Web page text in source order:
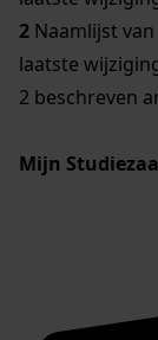
2 Naamlijst
laatste
2 beschreven
Mijn